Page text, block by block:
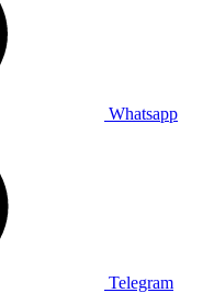
Whatsapp
Telegram